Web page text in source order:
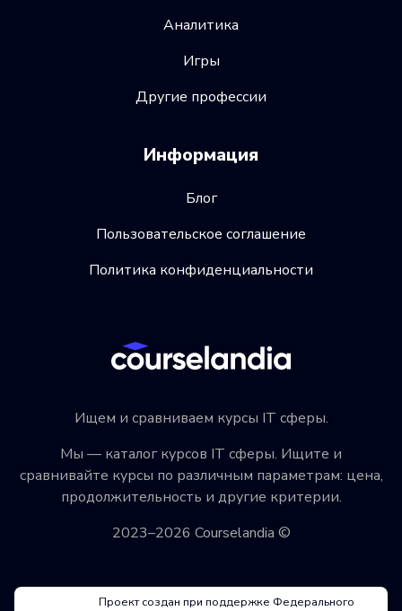
Ищем и сравниваем курсы IT сферы.
Мы — каталог курсов IT сферы. Ищите и
сравнивайте курсы по различным параметрам: цена,
продолжительность и другие критерии.
2023–2026 Courselandia ©
Аналитика
Игры
Другие профессии
Информация
Блог
Пользовательское соглашение
Политика конфиденциальности
Проект создан при поддержке Федерального